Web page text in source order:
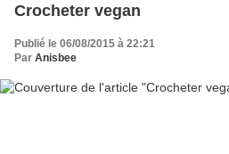
Crocheter vegan
Publié le 06/08/2015 à 22:21
Par Anisbee